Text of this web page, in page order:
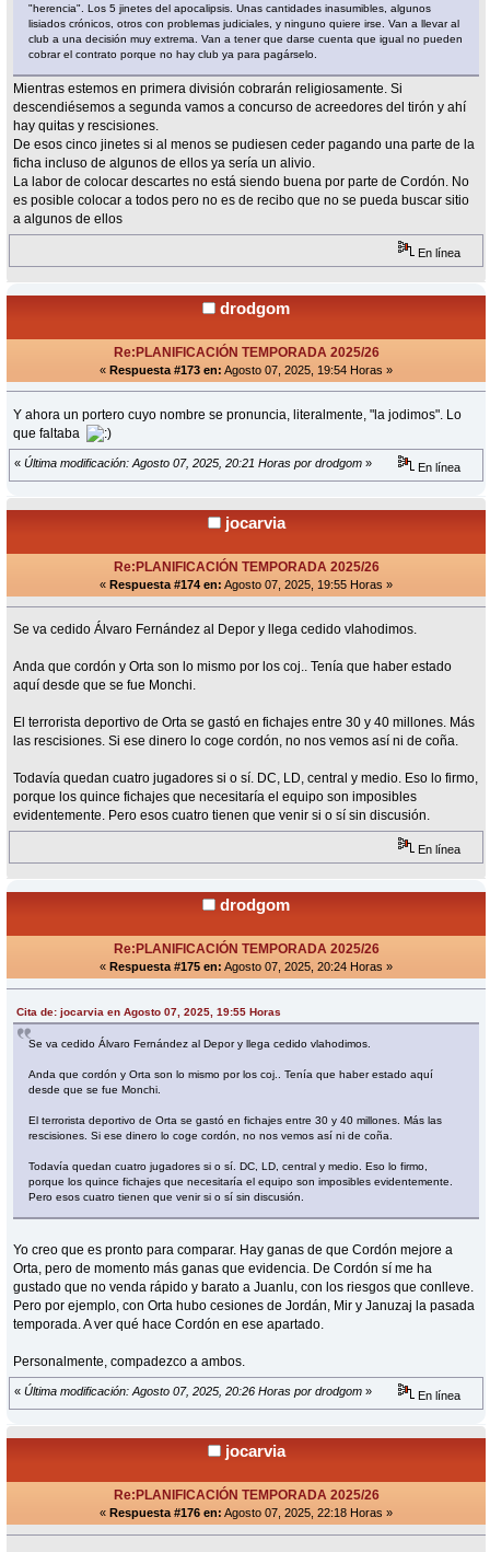
"herencia". Los 5 jinetes del apocalipsis. Unas cantidades inasumibles, algunos
lisiados crónicos, otros con problemas judiciales, y ninguno quiere irse. Van a llevar al
club a una decisión muy extrema. Van a tener que darse cuenta que igual no pueden
cobrar el contrato porque no hay club ya para pagárselo.
Mientras estemos en primera división cobrarán religiosamente. Si
descendiésemos a segunda vamos a concurso de acreedores del tirón y ahí
hay quitas y rescisiones.
De esos cinco jinetes si al menos se pudiesen ceder pagando una parte de la
ficha incluso de algunos de ellos ya sería un alivio.
La labor de colocar descartes no está siendo buena por parte de Cordón. No
es posible colocar a todos pero no es de recibo que no se pueda buscar sitio
a algunos de ellos
En línea
drodgom
Re:PLANIFICACIÓN TEMPORADA 2025/26
« Respuesta #173 en: Agosto 07, 2025, 19:54 Horas »
Y ahora un portero cuyo nombre se pronuncia, literalmente, "la jodimos". Lo
que faltaba
« Última modificación: Agosto 07, 2025, 20:21 Horas por drodgom » En línea
jocarvia
Re:PLANIFICACIÓN TEMPORADA 2025/26
« Respuesta #174 en: Agosto 07, 2025, 19:55 Horas »
Se va cedido Álvaro Fernández al Depor y llega cedido vlahodimos.
Anda que cordón y Orta son lo mismo por los coj.. Tenía que haber estado
aquí desde que se fue Monchi.
El terrorista deportivo de Orta se gastó en fichajes entre 30 y 40 millones. Más
las rescisiones. Si ese dinero lo coge cordón, no nos vemos así ni de coña.
Todavía quedan cuatro jugadores si o sí. DC, LD, central y medio. Eso lo firmo,
porque los quince fichajes que necesitaría el equipo son imposibles
evidentemente. Pero esos cuatro tienen que venir si o sí sin discusión.
En línea
drodgom
Re:PLANIFICACIÓN TEMPORADA 2025/26
« Respuesta #175 en: Agosto 07, 2025, 20:24 Horas »
Cita de: jocarvia en Agosto 07, 2025, 19:55 Horas
Se va cedido Álvaro Fernández al Depor y llega cedido vlahodimos.
Anda que cordón y Orta son lo mismo por los coj.. Tenía que haber estado aquí
desde que se fue Monchi.
El terrorista deportivo de Orta se gastó en fichajes entre 30 y 40 millones. Más las
rescisiones. Si ese dinero lo coge cordón, no nos vemos así ni de coña.
Todavía quedan cuatro jugadores si o sí. DC, LD, central y medio. Eso lo firmo,
porque los quince fichajes que necesitaría el equipo son imposibles evidentemente.
Pero esos cuatro tienen que venir si o sí sin discusión.
Yo creo que es pronto para comparar. Hay ganas de que Cordón mejore a
Orta, pero de momento más ganas que evidencia. De Cordón sí me ha
gustado que no venda rápido y barato a Juanlu, con los riesgos que conlleve.
Pero por ejemplo, con Orta hubo cesiones de Jordán, Mir y Januzaj la pasada
temporada. A ver qué hace Cordón en ese apartado.
Personalmente, compadezco a ambos.
« Última modificación: Agosto 07, 2025, 20:26 Horas por drodgom » En línea
jocarvia
Re:PLANIFICACIÓN TEMPORADA 2025/26
« Respuesta #176 en: Agosto 07, 2025, 22:18 Horas »